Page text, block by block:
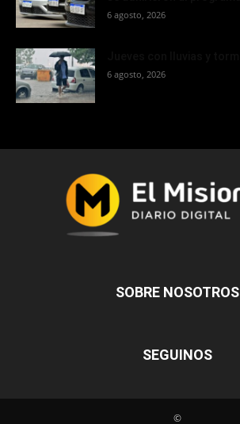
6 agosto, 2026
6 agosto, 2026
SOBRE NOSOTROS
SEGUINOS
©